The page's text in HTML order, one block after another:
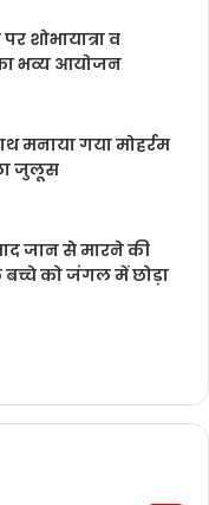
शोभायात्रा व
का भव्य आयोजन
मनाया गया मोहर्रम
जुलूस
जान से मारने की
को जंगल में छोड़ा